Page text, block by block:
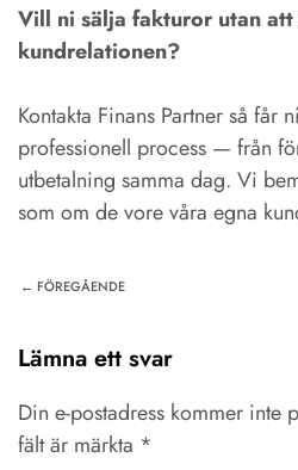
Vill ni sälja fakturor utan
kundrelationen?
Kontakta Finans Partner så får
professionell process — från
utbetalning samma dag. Vi
som om de vore våra egna
← FÖREGÅENDE
Lämna ett svar
Din e-postadress kommer inte
fält är märkta *